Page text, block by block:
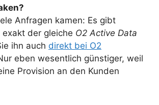
Anfragen kamen: Es gibt
exakt der gleiche O2 Active Data
ihn auch direkt bei O2
eben wesentlich günstiger, weil
Provision an den Kunden